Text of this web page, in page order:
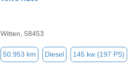
Witten, 58453
50.953 km Diesel 145 kw (197 PS)